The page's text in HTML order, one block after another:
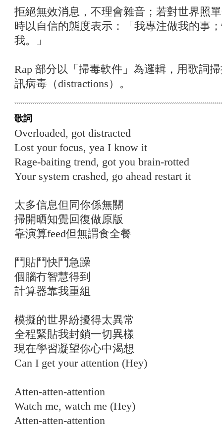
拒絕無效消息，不理會雜音；若對世界照
時以自信的態度表示：「我專注做我的事
我。」
Rap 部分以「掃毒軟件」為邏輯，用歌詞
訊病毒（distractions）。
歌詞
Overloaded, got distracted
Lost your focus, yea I know it
Rage-baiting trend, got you brain-rotted
Your system crashed, go ahead restart it
太多信息但同你係無關
掃開晒知覺回復做原版
靠演算feed但無謂食全餐
鬥貼鬥快鬥急躁
個腦冇智慧得到
計算器靠我重組
模擬的世界紛擾得太異常
全程緊貼我封鎖一切異樣
現在學習凝望你心中渴想
Can I get your attention (Hey)
Atten-atten-attention
Watch me, watch me (Hey)
Atten-atten-attention